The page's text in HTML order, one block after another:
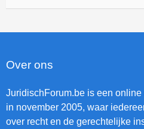
Over ons
JuridischForum.be is een
in november 2005, waar
over recht en de gerechtelijke